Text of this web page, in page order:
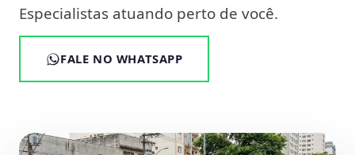
Especialistas atuando perto de você.
FALE NO WHATSAPP